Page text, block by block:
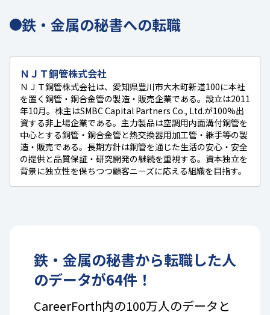
鉄・金属の秘書への転職
ＮＪＴ銅管株式会社
ＮＪＴ銅管株式会社は、愛知県豊川市大木町新道100に本社
を置く銅管・銅合金管の製造・販売企業である。設立は2011
年10月。株主はSMBC Capital Partners Co., Ltd.が100%出
資する非上場企業である。主力製品は空調用内面溝付銅管を
中心とする銅管・銅合金管と熱交換器用加工管・継手等の製
造・販売である。長期方針は銅管を通じた生活の安心・安全
の提供と品質保証・研究開発の継続を重視する。資本独立を
背景に独立性を保ちつつ顧客ニーズに応える組織を目指す。
鉄・金属の秘書から転職した人
のデータが64件！
CareerForth内の100万人のデータと